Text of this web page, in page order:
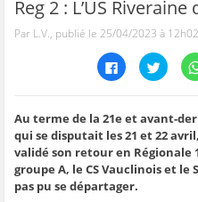
Reg 2 : L’US
Par L.V., publié le 25/04/2023 à 12h02
C
l
e
z
p
o
u
r
p
a
C
l
e
z
p
o
u
r
Au terme de la 21e et avant-
qui se disputait les 21 et 22
validé son retour en Régionale
groupe A, le CS Vauclinois et
pas pu se départager.